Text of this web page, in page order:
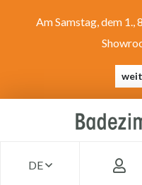
Am Samstag, dem 1.,
DE